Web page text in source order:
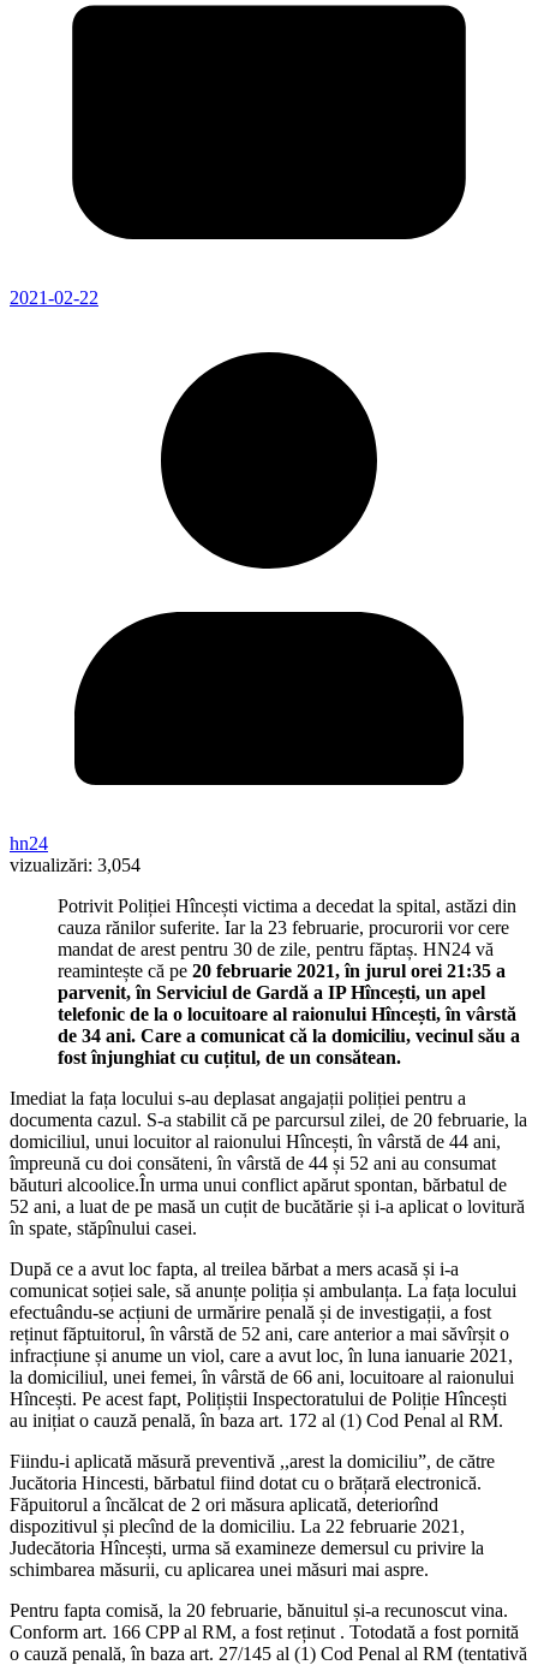
2021-02-22
hn24
vizualizări: 3,054
Potrivit Poliției Hîncești victima a decedat la spital, astăzi din
cauza rănilor suferite. Iar la 23 februarie, procurorii vor cere
mandat de arest pentru 30 de zile, pentru făptaș. HN24 vă
reamintește că pe 20 februarie 2021, în jurul orei 21:35 a
parvenit, în Serviciul de Gardă a IP Hîncești, un apel
telefonic de la o locuitoare al raionului Hîncești, în vârstă
de 34 ani. Care a comunicat că la domiciliu, vecinul său a
fost înjunghiat cu cuțitul, de un consătean.
Imediat la fața locului s-au deplasat angajații poliției pentru a
documenta cazul. S-a stabilit că pe parcursul zilei, de 20 februarie, la
domiciliul, unui locuitor al raionului Hîncești, în vârstă de 44 ani,
împreună cu doi consăteni, în vârstă de 44 și 52 ani au consumat
băuturi alcoolice.În urma unui conflict apărut spontan, bărbatul de
52 ani, a luat de pe masă un cuțit de bucătărie și i-a aplicat o lovitură
în spate, stăpînului casei.
După ce a avut loc fapta, al treilea bărbat a mers acasă și i-a
comunicat soției sale, să anunțe poliția și ambulanța. La fața locului
efectuându-se acțiuni de urmărire penală și de investigații, a fost
reținut făptuitorul, în vârstă de 52 ani, care anterior a mai săvîrșit o
infracțiune și anume un viol, care a avut loc, în luna ianuarie 2021,
la domiciliul, unei femei, în vârstă de 66 ani, locuitoare al raionului
Hîncești. Pe acest fapt, Polițiștii Inspectoratului de Poliție Hîncești
au inițiat o cauză penală, în baza art. 172 al (1) Cod Penal al RM.
Fiindu-i aplicată măsură preventivă ,,arest la domiciliu”, de către
Jucătoria Hincesti, bărbatul fiind dotat cu o brățară electronică.
Făpuitorul a încălcat de 2 ori măsura aplicată, deteriorînd
dispozitivul și plecînd de la domiciliu. La 22 februarie 2021,
Judecătoria Hîncești, urma să examineze demersul cu privire la
schimbarea măsurii, cu aplicarea unei măsuri mai aspre.
Pentru fapta comisă, la 20 februarie, bănuitul și-a recunoscut vina.
Conform art. 166 CPP al RM, a fost reținut . Totodată a fost pornită
o cauză penală, în baza art. 27/145 al (1) Cod Penal al RM (tentativă